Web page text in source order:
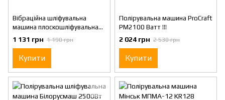
Вібраційна шліфувальна
машина плоскошліфувальна
МінськЕлектроприлад(МЗЕП)
Витязь-280 Підвищений
захист від пилу
1 131 грн 1 190 грн
Купити
Полірувальна машина ProCraft
PM2100 Ватт !!!
2 024 грн 2 530 грн
Купити